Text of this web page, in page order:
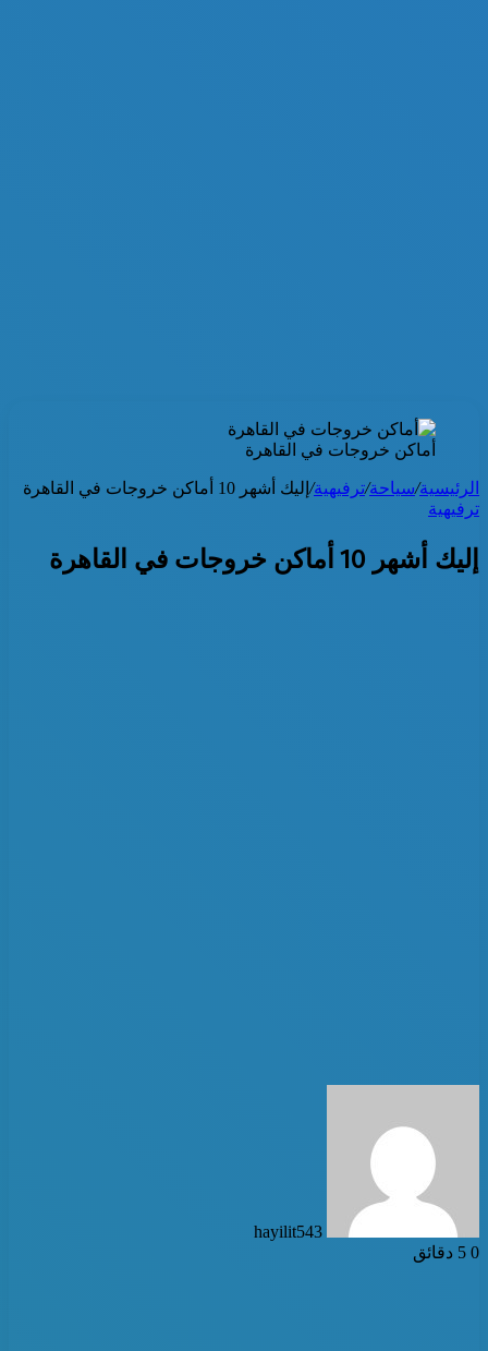
أماكن خروجات في القاهرة
الرئيسية/سياحة/ترفيهية/ إليك أشهر 10 أماكن خروجات في القاهرة
ترفيهية
إليك أشهر 10 أماكن خروجات في القاهرة
hayilit543
0